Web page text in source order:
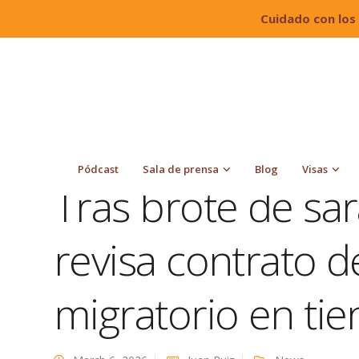
Cuidado con
Pódcast Sala de prensa Blog Visas
migratorio en tiendas en Texas
Tras brote de
revisa contrato
migratorio en